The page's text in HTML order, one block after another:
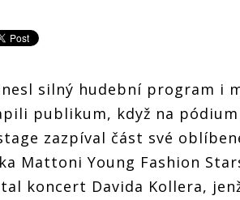
silný hudební program i
publikum, když na
zazpíval část své
Mattoni Young Fashion
koncert Davida Kollera,